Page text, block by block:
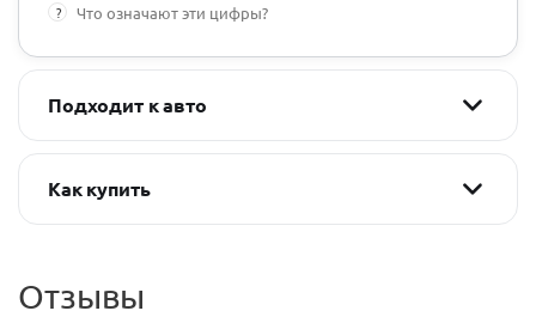
? Что означают эти цифры?
Подходит к авто
Как купить
Отзывы